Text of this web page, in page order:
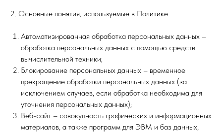
2. Основные понятия, используемые в Политике
Автоматизированная обработка персональных данных –
обработка персональных данных с помощью средств
вычислительной техники;
Блокирование персональных данных – временное
прекращение обработки персональных данных (за
исключением случаев, если обработка необходима для
уточнения персональных данных);
Веб-сайт – совокупность графических и информационных
материалов, а также программ для ЭВМ и баз данных,